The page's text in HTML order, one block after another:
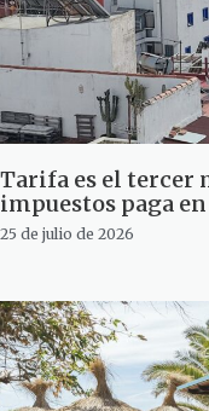
Tarifa es el tercer
impuestos paga
25 de julio de 2026